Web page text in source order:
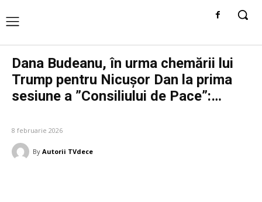
Dana Budeanu, în urma chemării lui
Trump pentru Nicușor Dan la prima
sesiune a ”Consiliului de Pace”:…
8 februarie 2026
By Autorii TVdece